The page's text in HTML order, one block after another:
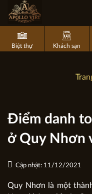
Biệt thự Khách sạn
Điểm danh
ở Quy Nhơn
Cập nhật: 11/12/2021
Quy Nhơn là một